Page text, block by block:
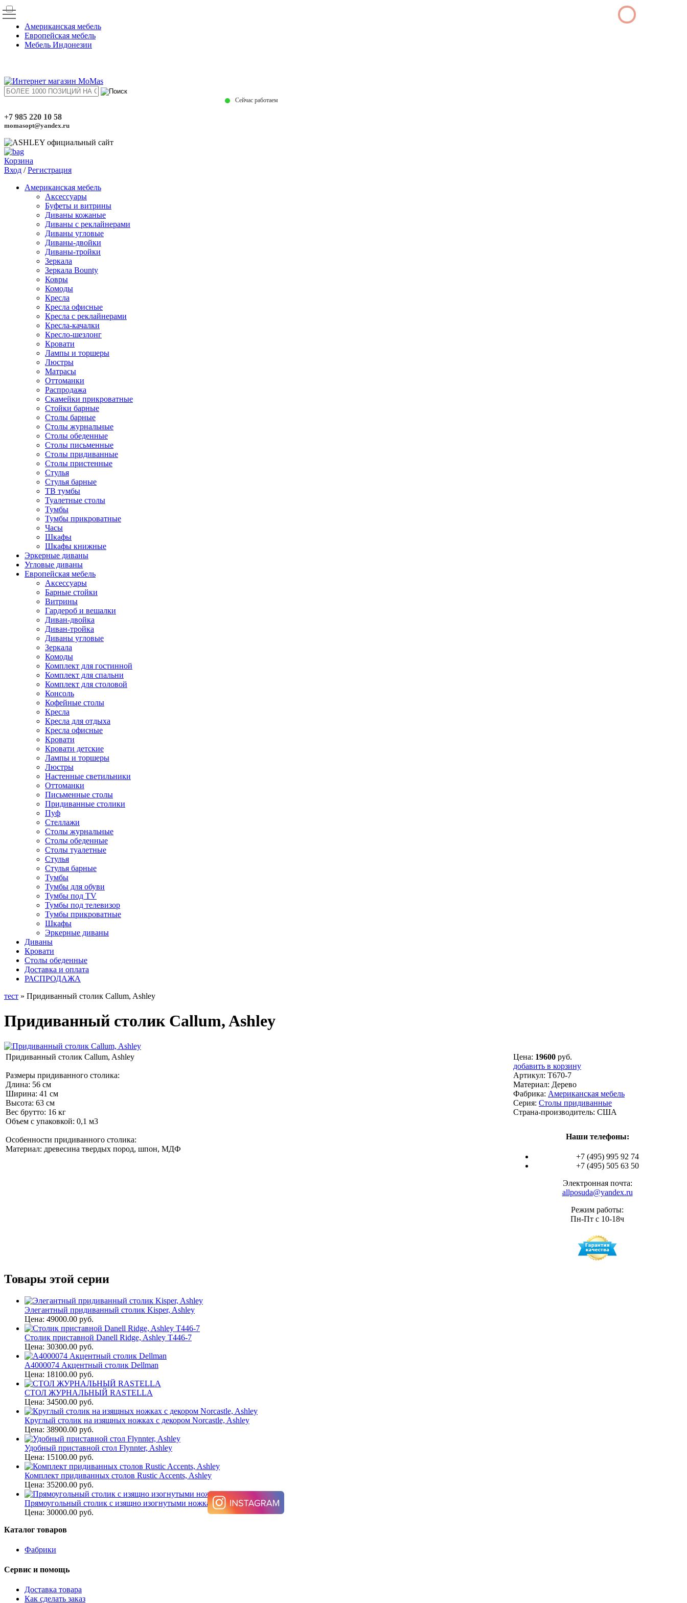
Американская мебель
Европейская мебель
Мебель Индонезии
Сейчас работаем
+7 985 220 10 58
momasopt@yandex.ru
Корзина
Вход /Регистрация
Американская мебель
Аксессуары
Буфеты и витрины
Диваны кожаные
Диваны с реклайнерами
Диваны угловые
Диваны-двойки
Диваны-тройки
Зеркала
Зеркала Bounty
Ковры
Комоды
Кресла
Кресла офисные
Кресла с реклайнерами
Кресла-качалки
Кресло-шезлонг
Кровати
Лампы и торшеры
Люстры
Матрасы
Оттоманки
Распродажа
Скамейки прикроватные
Стойки барные
Столы барные
Столы журнальные
Столы обеденные
Столы письменные
Столы придиванные
Столы пристенные
Стулья
Стулья барные
ТВ тумбы
Туалетные столы
Тумбы
Тумбы прикроватные
Часы
Шкафы
Шкафы книжные
Эркерные диваны
Угловые диваны
Европейская мебель
Аксессуары
Барные стойки
Витрины
Гардероб и вешалки
Диван-двойка
Диван-тройка
Диваны угловые
Зеркала
Комоды
Комплект для гостинной
Комплект для спальни
Комплект для столовой
Консоль
Кофейные столы
Кресла
Кресла для отдыха
Кресла офисные
Кровати
Кровати детские
Лампы и торшеры
Люстры
Настенные светильники
Оттоманки
Письменные столы
Придиванные столики
Пуф
Стеллажи
Столы журнальные
Столы обеденные
Столы туалетные
Стулья
Стулья барные
Тумбы
Тумбы для обуви
Тумбы под TV
Тумбы под телевизор
Тумбы прикроватные
Шкафы
Эркерные диваны
Диваны
Кровати
Столы обеденные
Доставка и оплата
РАСПРОДАЖА
тест » Придиванный столик Callum, Ashley
Придиванный столик Callum, Ashley
Придиванный столик Callum, Ashley
Размеры придиванного столика:
Длина: 56 cм
Ширина: 41 см
Высота: 63 см
Вес брутто: 16 кг
Объем с упаковкой: 0,1 м3
Особенности придиванного столика:
Материал: древесина твердых пород, шпон, МДФ
Цена: 19600 руб.
добавить в корзину
Артикул: T670-7
Материал: Дерево
Фабрика: Американская мебель
Серия: Столы придиванные
Страна-производитель: США
Наши телефоны:
+7 (495) 995 92 74
+7 (495) 505 63 50
Электронная почта:
allposuda@yandex.ru
Режим работы:
Пн-Пт с 10-18ч
Товары этой серии
Элегантный придиванный столик Kisper, Ashley
Цена: 49000.00 руб.
Столик приставной Danell Ridge, Ashley T446-7
Цена: 30300.00 руб.
A4000074 Акцентный столик Dellman
Цена: 18100.00 руб.
СТОЛ ЖУРНАЛЬНЫЙ RASTELLA
Цена: 34500.00 руб.
Круглый столик на изящных ножках с декором Norcastle, Ashley
Цена: 38900.00 руб.
Удобный приставной стол Flynnter, Ashley
Цена: 15100.00 руб.
Комплект придиванных столов Rustic Accents, Ashley
Цена: 35200.00 руб.
Прямоугольный столик с изящно изогнутыми ножками Rafferty, Ashley
Цена: 30000.00 руб.
Каталог товаров
Фабрики
Сервис и помощь
Доставка товара
Как сделать заказ